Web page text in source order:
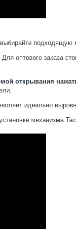
подходящую
оптового заказа
открывания
идеально
механизма